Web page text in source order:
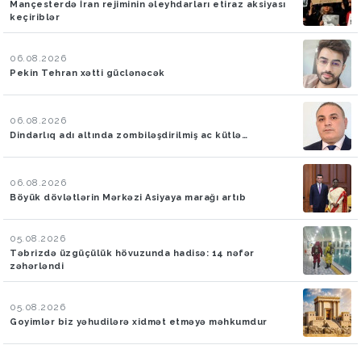
Mançesterdə İran rejiminin əleyhdarları etiraz aksiyası
keçiriblər
06.08.2026
Pekin Tehran xətti güclənəcək
06.08.2026
Dindarlıq adı altında zombiləşdirilmiş ac kütlə…
06.08.2026
Böyük dövlətlərin Mərkəzi Asiyaya marağı artıb
05.08.2026
Təbrizdə üzgüçülük hövuzunda hadisə: 14 nəfər
zəhərləndi
05.08.2026
Goyimlər biz yəhudilərə xidmət etməyə məhkumdur